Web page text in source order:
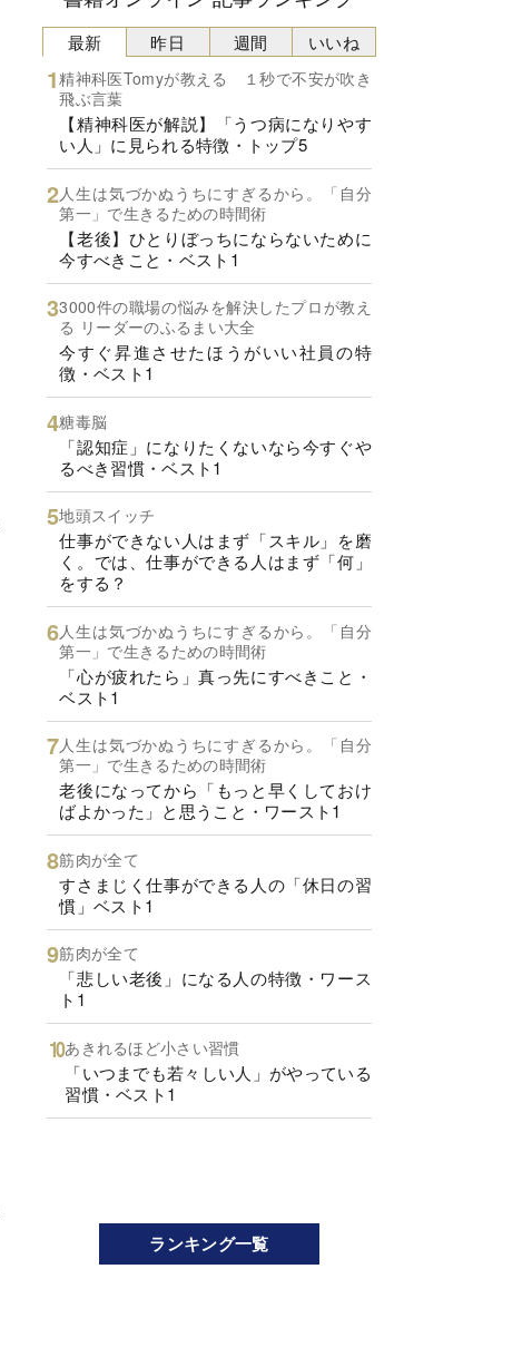
最新
精神科医Tomyが教える １秒で不安が吹き
飛ぶ言葉
【精神科医が解説】「うつ病になりやす
い人」に見られる特徴・トップ5
人生は気づかぬうちにすぎるから。「自分
第一」で生きるための時間術
【老後】ひとりぼっちにならないために
今すべきこと・ベスト1
3000件の職場の悩みを解決したプロが教え
る リーダーのふるまい大全
今すぐ昇進させたほうがいい社員の特
徴・ベスト1
糖毒脳
「認知症」になりたくないなら今すぐや
るべき習慣・ベスト1
地頭スイッチ
仕事ができない人はまず「スキル」を磨
く。では、仕事ができる人はまず「何」
をする？
人生は気づかぬうちにすぎるから。「自分
第一」で生きるための時間術
「心が疲れたら」真っ先にすべきこと・
ベスト1
人生は気づかぬうちにすぎるから。「自分
第一」で生きるための時間術
老後になってから「もっと早くしておけ
ばよかった」と思うこと・ワースト1
筋肉が全て
すさまじく仕事ができる人の「休日の習
慣」ベスト1
筋肉が全て
「悲しい老後」になる人の特徴・ワース
ト1
あきれるほど小さい習慣
「いつまでも若々しい人」がやっている
習慣・ベスト1
昨日 週間 いいね
ランキング一覧